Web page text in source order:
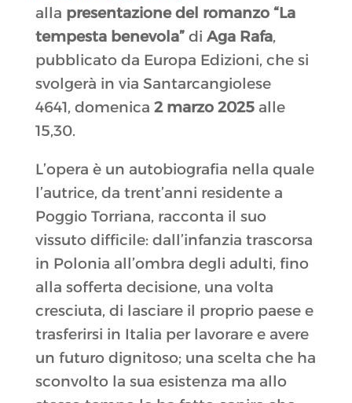
alla presentazione del romanzo “La
tempesta benevola”di Aga Rafa,
pubblicato da Europa Edizioni, che si
svolgerà in via Santarcangiolese
4641, domenica 2 marzo 2025alle
15,30.
L’opera è un autobiografia nella quale
l’autrice, da trent’anni residente a
Poggio Torriana, racconta il suo
vissuto difficile: dall’infanzia trascorsa
in Polonia all’ombra degli adulti, fino
alla sofferta decisione, una volta
cresciuta, di lasciare il proprio paese e
trasferirsi in Italia per lavorare e avere
un futuro dignitoso; una scelta che ha
sconvolto la sua esistenza ma allo